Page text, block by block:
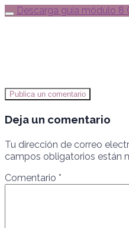
Descarga guía módulo 8
Publica un comentario
Deja un comentario
Tu dirección de correo
campos obligatorios están
Comentario *